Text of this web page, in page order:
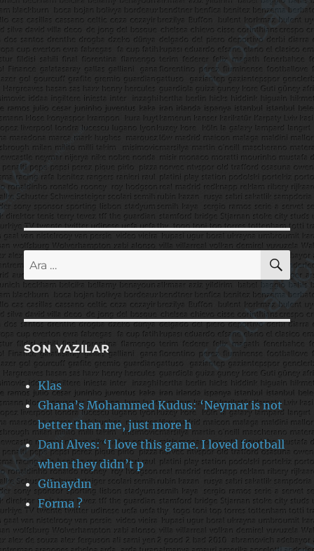
Ara:
SON YAZILAR
Klas
Ghana’s Mohammed Kudus: ‘Neymar is not
better than me, just more h
Dani Alves: ‘I love this game. I loved football
when they didn’t p
Günaydın
Forma ?